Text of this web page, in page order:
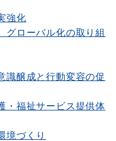
強化
グローバル化の取り組
識醸成と行動変容の促
・福祉サービス提供体
境づくり